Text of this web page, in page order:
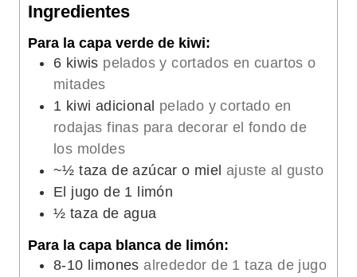
Ingredientes
Para la capa verde de kiwi:
6 kiwis pelados y cortados en cuartos o
mitades
1 kiwi adicional pelado y cortado en
rodajas finas para decorar el fondo de
los moldes
~½ taza de azúcar o miel ajuste al gusto
El jugo de 1 limón
½ taza de agua
Para la capa blanca de limón:
8-10 limones alrededor de 1 taza de jugo